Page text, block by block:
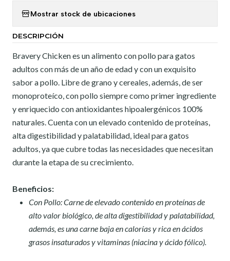
Mostrar stock de ubicaciones
DESCRIPCIÓN
Bravery Chicken es un alimento con pollo para gatos
adultos con más de un año de edad y con un exquisito
sabor a pollo. Libre de grano y cereales, además, de ser
monoproteíco, con pollo siempre como primer ingrediente
y enriquecido con antioxidantes hipoalergénicos 100%
naturales. Cuenta con un elevado contenido de proteínas,
alta digestibilidad y palatabilidad, ideal para gatos
adultos, ya que cubre todas las necesidades que necesitan
durante la etapa de su crecimiento.
Beneficios:
Con Pollo: Carne de elevado contenido en proteínas de
alto valor biológico, de alta digestibilidad y palatabilidad,
además, es una carne baja en calorías y rica en ácidos
grasos insaturados y vitaminas (niacina y ácido fólico).